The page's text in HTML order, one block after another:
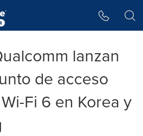
lanzan
de acceso
Fi 6 en Korea y